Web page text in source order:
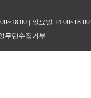
| 일요일
무단수집거부